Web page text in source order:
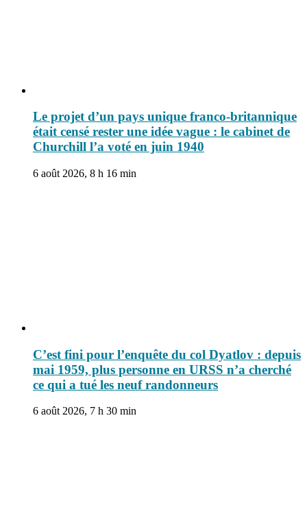
Le projet d’un pays unique franco-britannique
était censé rester une idée vague : le cabinet de
Churchill l’a voté en juin 1940
6 août 2026, 8 h 16 min
C’est fini pour l’enquête du col Dyatlov : depuis
mai 1959, plus personne en URSS n’a cherché
ce qui a tué les neuf randonneurs
6 août 2026, 7 h 30 min